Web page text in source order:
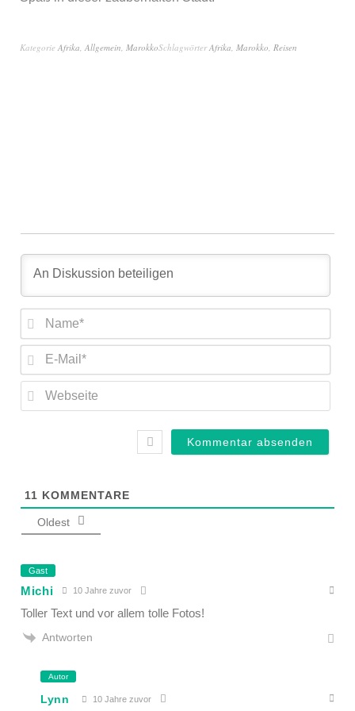
Kategorie Afrika, Allgemein, MarokkoSchlagwörterAfrika, Marokko, Reisen
11 KOMMENTARE
Oldest
Gast
Michi 10 Jahre zuvor
Toller Text und vor allem tolle Fotos!
Antworten
Autor
Lynn 10 Jahre zuvor